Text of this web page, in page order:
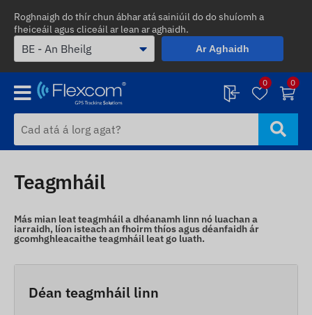
Roghnaigh do thír chun ábhar atá sainiúil do do shuíomh a
fheiceáil agus cliceáil ar lean ar aghaidh.
Ar Aghaidh
0 0
Teagmháil
Más mian leat teagmháil a dhéanamh linn nó luachan a
iarraidh, líon isteach an fhoirm thíos agus déanfaidh ár
gcomhghleacaithe teagmháil leat go luath.
Déan teagmháil linn